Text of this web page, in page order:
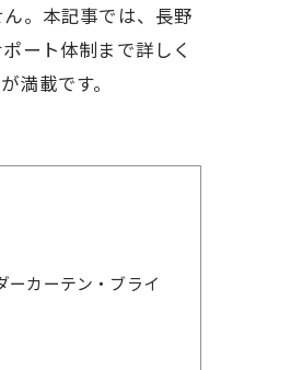
。本記事では、長野
ート体制まで詳しく
満載です。
ーカーテン・ブライ